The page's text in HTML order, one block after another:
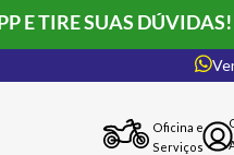
E TIRE SUAS DÚVIDAS!
Oficina e
Serviços